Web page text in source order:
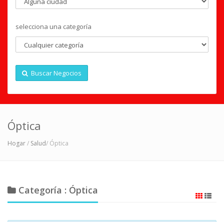
selecciona una categoría
Buscar Negocios
Óptica
Hogar/ Salud/ Óptica
Categoría : Óptica